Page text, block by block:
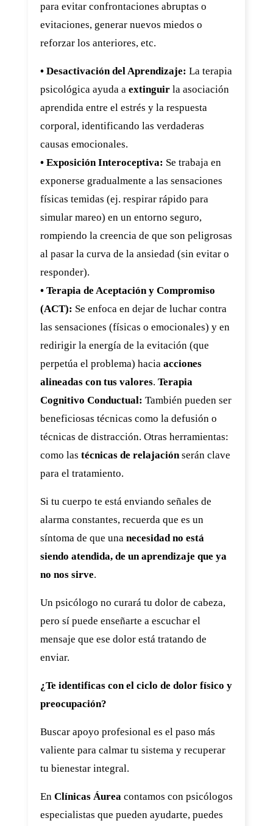
para evitar confrontaciones abruptas o
evitaciones, generar nuevos miedos o
reforzar los anteriores, etc.
• Desactivación del Aprendizaje: La terapia
psicológica ayuda a extinguir la asociación
aprendida entre el estrés y la respuesta
corporal, identificando las verdaderas
causas emocionales.
• Exposición Interoceptiva: Se trabaja en
exponerse gradualmente a las sensaciones
físicas temidas (ej. respirar rápido para
simular mareo) en un entorno seguro,
rompiendo la creencia de que son peligrosas
al pasar la curva de la ansiedad (sin evitar o
responder).
• Terapia de Aceptación y Compromiso
(ACT): Se enfoca en dejar de luchar contra
las sensaciones (físicas o emocionales) y en
redirigir la energía de la evitación (que
perpetúa el problema) hacia acciones
alineadas con tus valores. Terapia
Cognitivo Conductual: También pueden ser
beneficiosas técnicas como la defusión o
técnicas de distracción. Otras herramientas:
como las técnicas de relajaciónserán clave
para el tratamiento.
Si tu cuerpo te está enviando señales de
alarma constantes, recuerda que es un
síntoma de que una necesidad no está
siendo atendida, de un aprendizaje que ya
no nos sirve.
Un psicólogo no curará tu dolor de cabeza,
pero sí puede enseñarte a escuchar el
mensaje que ese dolor está tratando de
enviar.
¿Te identificas con el ciclo de dolor físico y
preocupación?
Buscar apoyo profesional es el paso más
valiente para calmar tu sistema y recuperar
tu bienestar integral.
En Clínicas Áurea contamos con psicólogos
especialistas que pueden ayudarte, puedes